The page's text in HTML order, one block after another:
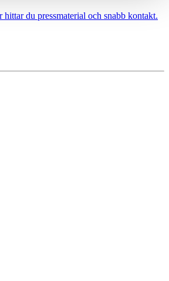
hittar du pressmaterial och snabb kontakt.